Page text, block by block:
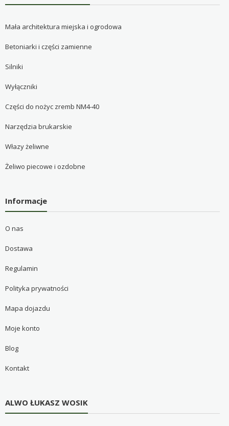
Mała architektura miejska i ogrodowa
Betoniarki i części zamienne
Silniki
Wyłączniki
Części do nożyc zremb NM4-40
Narzędzia brukarskie
Włazy żeliwne
Żeliwo piecowe i ozdobne
Informacje
O nas
Dostawa
Regulamin
Polityka prywatności
Mapa dojazdu
Moje konto
Blog
Kontakt
ALWO ŁUKASZ WOSIK